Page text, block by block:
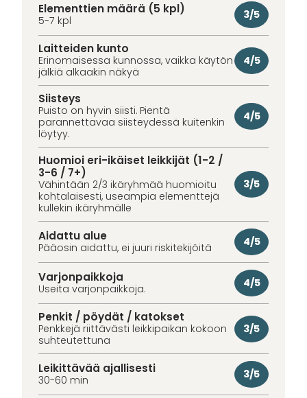
Elementtien määrä (5 kpl)
5-7 kpl 3/5
Laitteiden kunto
Erinomaisessa kunnossa, vaikka käytön
jälkiä alkaakin näkyä
4/5
Siisteys
Puisto on hyvin siisti. Pientä
parannettavaa siisteydessä kuitenkin
löytyy.
4/5
Huomioi eri-ikäiset leikkijät (1-2 /
3-6 / 7+)
Vähintään 2/3 ikäryhmää huomioitu
kohtalaisesti, useampia elementtejä
kullekin ikäryhmälle
3/5
Aidattu alue
Pääosin aidattu, ei juuri riskitekijöitä 4/5
Varjonpaikkoja
Useita varjonpaikkoja. 4/5
Penkit / pöydät / katokset
Penkkejä riittävästi leikkipaikan kokoon
suhteutettuna
3/5
Leikittävää ajallisesti
30-60 min 3/5